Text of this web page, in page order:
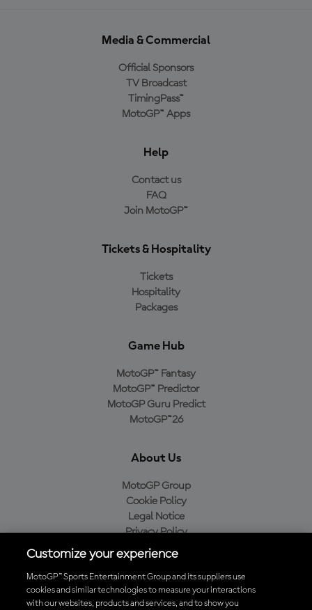
Media & Commercial
Official Sponsors
TV Broadcast
TimingPass™
MotoGP™ Apps
Help
Contact us
FAQ
Join MotoGP™
Tickets & Hospitality
Tickets
Hospitality
Packages
Game Hub
MotoGP™ Fantasy
MotoGP™ Predictor
MotoGP Guru Predict
MotoGP™26
About Us
MotoGP Group
Cookie Policy
Legal Notice
Privacy Policy
Purchase Policy
Baixe o aplicativo oficial da MotoGP™
Customize your experience
MotoGP™ Sports Entertainment Group and its suppliers use
cookies and similar technologies to measure your interactions
with our websites, products and services, and to show you